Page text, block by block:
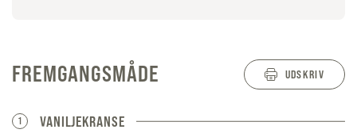
FREMGANGSMÅDE UDSKRIV
1 VANILJEKRANSE